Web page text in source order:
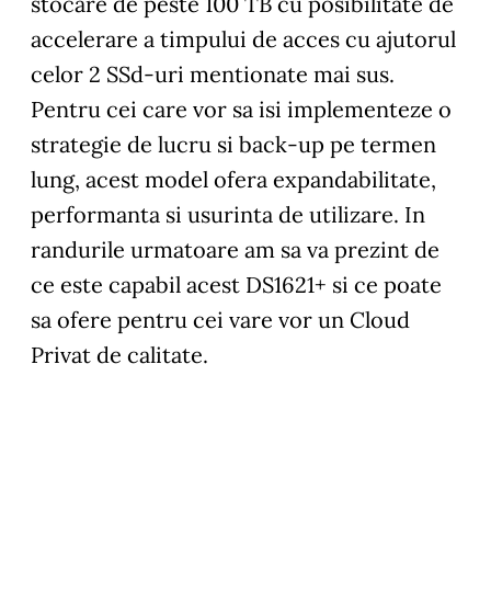
accelerare a timpului de acces cu ajutorul
celor 2 SSd-uri mentionate mai sus.
Pentru cei care vor sa isi implementeze o
strategie de lucru si back-up pe termen
lung, acest model ofera expandabilitate,
performanta si usurinta de utilizare. In
randurile urmatoare am sa va prezint de
ce este capabil acest DS1621+ si ce poate
sa ofere pentru cei vare vor un Cloud
Privat de calitate.